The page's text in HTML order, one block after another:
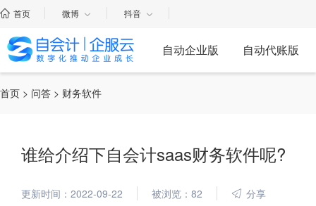
首页 微博 抖音
自动企业版 自动代账版
首页 > 问答 > 财务软件
谁给介绍下自会计saas财务软件呢?
更新时间：2022-09-22 被浏览：82 分享